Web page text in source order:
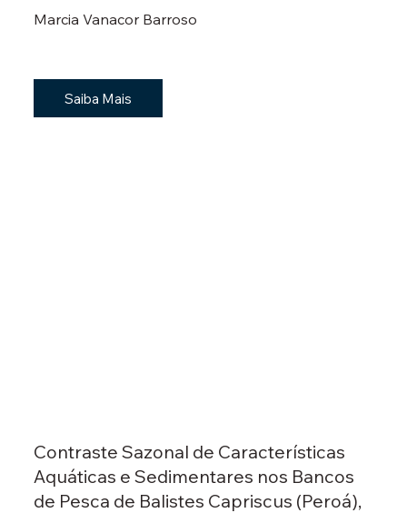
Marcia Vanacor Barroso
Saiba Mais
Contraste Sazonal de Características
Aquáticas e Sedimentares nos Bancos
de Pesca de Balistes Capriscus (Peroá),